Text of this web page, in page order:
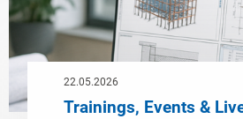
22.05.2026
Trainings, Events &